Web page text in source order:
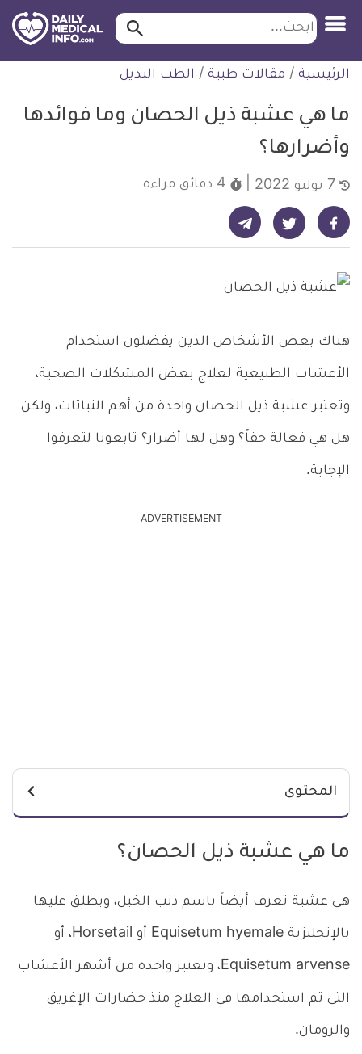
التخطي
للمحتوى
ابحث ابحث…
الرئيسية / مقالات طبية / الطب البديل
ما هي عشبة ذيل الحصان وما فوائدها
وأضرارها؟
4 دقائق قراءة
شارك على فيسبوك - ديلي ميديكال انفو شارك على تويتر - ديلي ميديكال انفو شارك على تيليجرام - ديلي ميديكال انفو
هناك بعض الأشخاص الذين يفضلون استخدام
الأعشاب الطبيعية لعلاج بعض المشكلات الصحية،
وتعتبر عشبة ذيل الحصان واحدة من أهم النباتات، ولكن
هل هي فعالة حقاً؟ وهل لها أضرار؟ تابعونا لتعرفوا
الإجابة.
ADVERTISEMENT
المحتوى
ما هي عشبة ذيل الحصان؟
هي عشبة تعرف أيضاً باسم ذنب الخيل، ويطلق عليها
بالإنجليزية Equisetum hyemale أو Horsetail، أو
Equisetum arvense، وتعتبر واحدة من أشهر الأعشاب
التي تم استخدامها في العلاج منذ حضارات الإغريق
والرومان.